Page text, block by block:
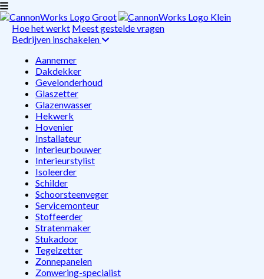
Hoe het werkt Meest gestelde vragen
Bedrijven inschakelen
Aannemer
Dakdekker
Gevelonderhoud
Glaszetter
Glazenwasser
Hekwerk
Hovenier
Installateur
Interieurbouwer
Interieurstylist
Isoleerder
Schilder
Schoorsteenveger
Servicemonteur
Stoffeerder
Stratenmaker
Stukadoor
Tegelzetter
Zonnepanelen
Zonwering-specialist